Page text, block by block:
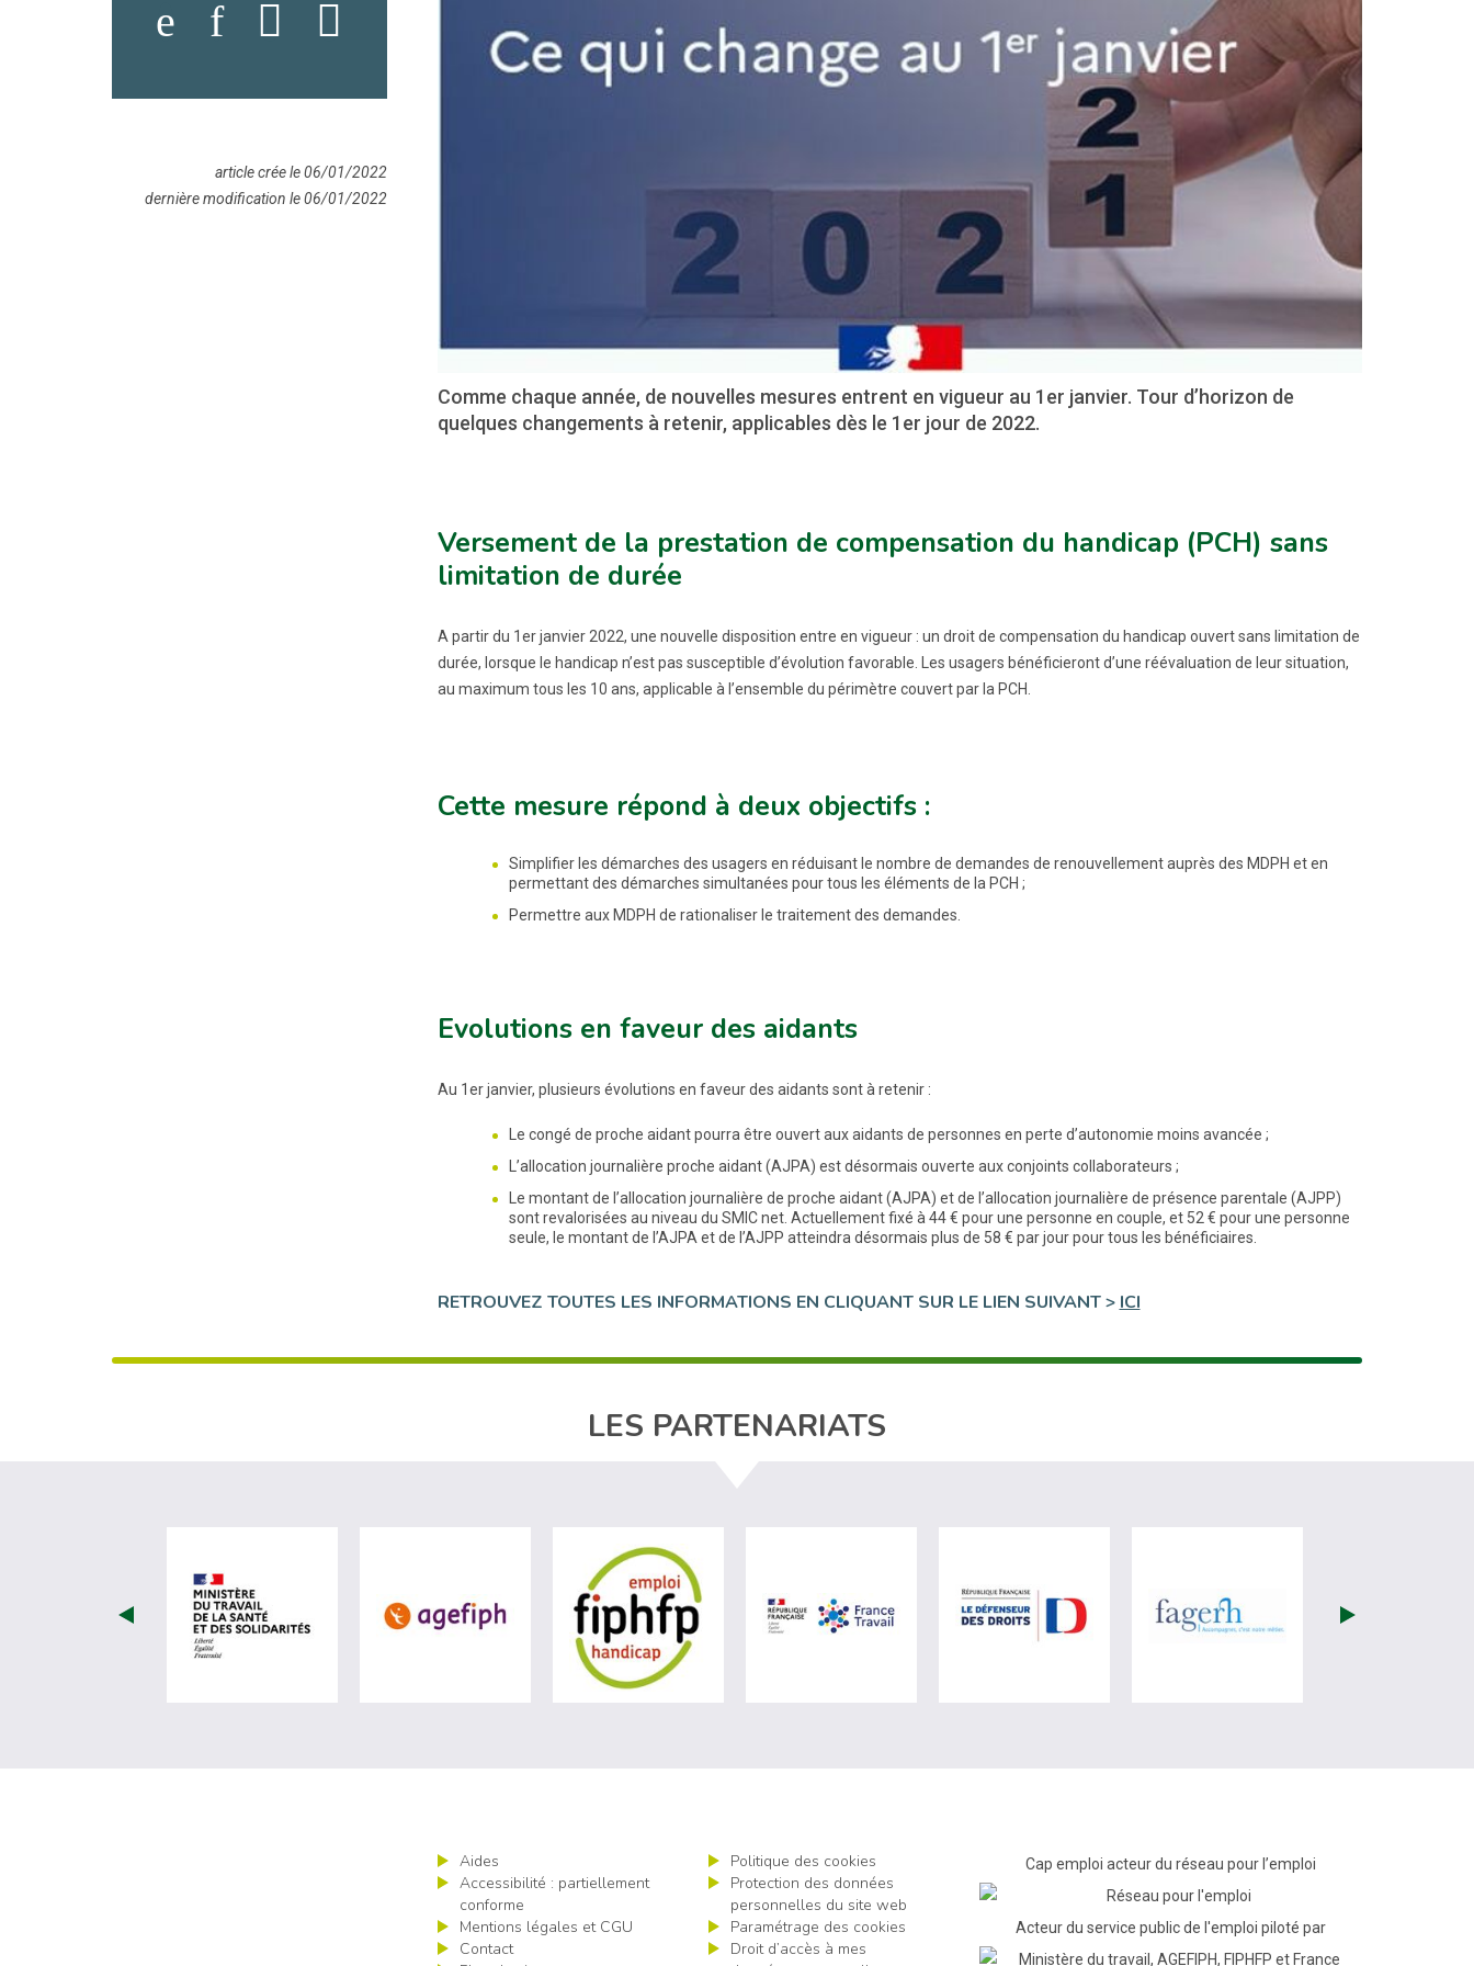
Comme chaque année, de nouvelles mesures entrent en vigueur au 1er janvier. Tour d’horizon de
quelques changements à retenir, applicables dès le 1er jour de 2022.
Versement de la prestation de compensation du handicap (PCH) sans
limitation de durée
A partir du 1er janvier 2022, une nouvelle disposition entre en vigueur : un droit de compensation du handicap ouvert sans limitation de
durée, lorsque le handicap n’est pas susceptible d’évolution favorable. Les usagers bénéficieront d’une réévaluation de leur situation,
au maximum tous les 10 ans, applicable à l’ensemble du périmètre couvert par la PCH.
Cette mesure répond à deux objectifs :
Simplifier les démarches des usagers en réduisant le nombre de demandes de renouvellement auprès des MDPH et en
permettant des démarches simultanées pour tous les éléments de la PCH ;
Permettre aux MDPH de rationaliser le traitement des demandes.
Evolutions en faveur des aidants
Au 1er janvier, plusieurs évolutions en faveur des aidants sont à retenir :
Le congé de proche aidant pourra être ouvert aux aidants de personnes en perte d’autonomie moins avancée ;
L’allocation journalière proche aidant (AJPA) est désormais ouverte aux conjoints collaborateurs ;
Le montant de l’allocation journalière de proche aidant (AJPA) et de l’allocation journalière de présence parentale (AJPP)
sont revalorisées au niveau du SMIC net. Actuellement fixé à 44 € pour une personne en couple, et 52 € pour une personne
seule, le montant de l’AJPA et de l’AJPP atteindra désormais plus de 58 € par jour pour tous les bénéficiaires.
RETROUVEZ TOUTES LES INFORMATIONS EN CLIQUANT SUR LE LIEN SUIVANT > ICI
article crée le 06/01/2022
dernière modification le 06/01/2022
LES PARTENARIATS
visiter les site de Ministère du travail (nouvelle fenêtre)
visiter les site de Agefiph (nouvelle fenêtre)visiter les site de Fiphfp (nouvelle fenêtre)visiter les site de France Travail (nouvelle fenêtre)visiter les site de Défenseur des droits (nouvelle
visiter les site de Fagerh
Aides
Accessibilité : partiellement
conforme
Mentions légales et CGU
Contact
Politique des cookies
Protection des données
personnelles du site web
Paramétrage des cookies
Droit d’accès à mes
Cap emploi acteur du réseau pour l’emploi
Acteur du service public de l'emploi piloté par